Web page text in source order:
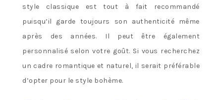
style classique est tout à fait recommandé
puisqu’il garde toujours son authenticité même
après des années. Il peut être également
personnalisé selon votre goût. Si vous recherchez
un cadre romantique et naturel, il serait préférable
d’opter pour le style bohème.